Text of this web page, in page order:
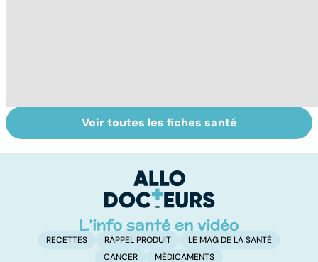
Conjonctivite,
kératite, uvéite :
Faites un pied de
nez à la rhinite
Voir toutes les fiches santé
RECETTES RAPPEL PRODUIT
LE MAG DE LA SANTÉ
CANCER
MÉDICAMENTS